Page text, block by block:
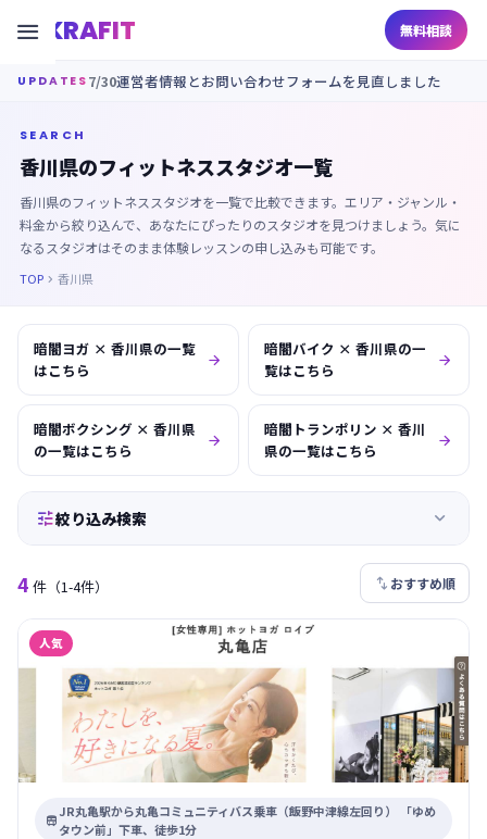
KRAFIT 無料相談

UPDATES 7/30運営者情報とお問い合わせフォームを見直しました
SEARCH
香川県のフィットネススタジオ一覧
香川県のフィットネススタジオを一覧で比較できます。エリア・ジャンル・
料金から絞り込んで、あなたにぴったりのスタジオを見つけましょう。気に
なるスタジオはそのまま体験レッスンの申し込みも可能です。
TOP  香川県
暗闇ヨガ × 香川県の一覧
はこちら

暗闇バイク × 香川県の一
覧はこちら

暗闇ボクシング × 香川県
の一覧はこちら

暗闇トランポリン × 香川
県の一覧はこちら

絞り込み検索 
4 件 （1-4件）  おすすめ順
人気

JR丸亀駅から丸亀コミュニティバス乗車（飯野中津線左回り） 「ゆめ
タウン前」下車、徒歩1分